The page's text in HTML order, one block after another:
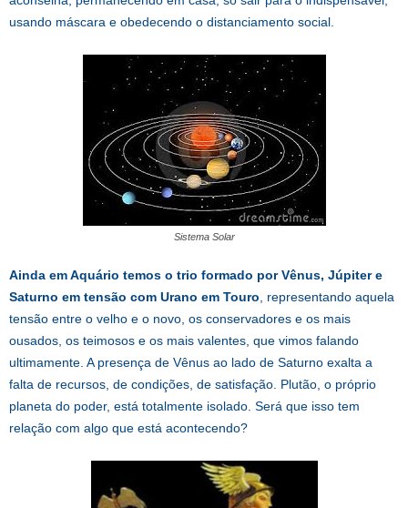
usando máscara e obedecendo o distanciamento social.
Sistema Solar
Ainda em Aquário temos o trio formado por Vênus, Júpiter e
Saturno em tensão com Urano em Touro , representando aquela
tensão entre o velho e o novo, os conservadores e os mais
ousados, os teimosos e os mais valentes, que vimos falando
ultimamente. A presença de Vênus ao lado de Saturno exalta a
falta de recursos, de condições, de satisfação. Plutão, o próprio
planeta do poder, está totalmente isolado. Será que isso tem
relação com algo que está acontecendo?